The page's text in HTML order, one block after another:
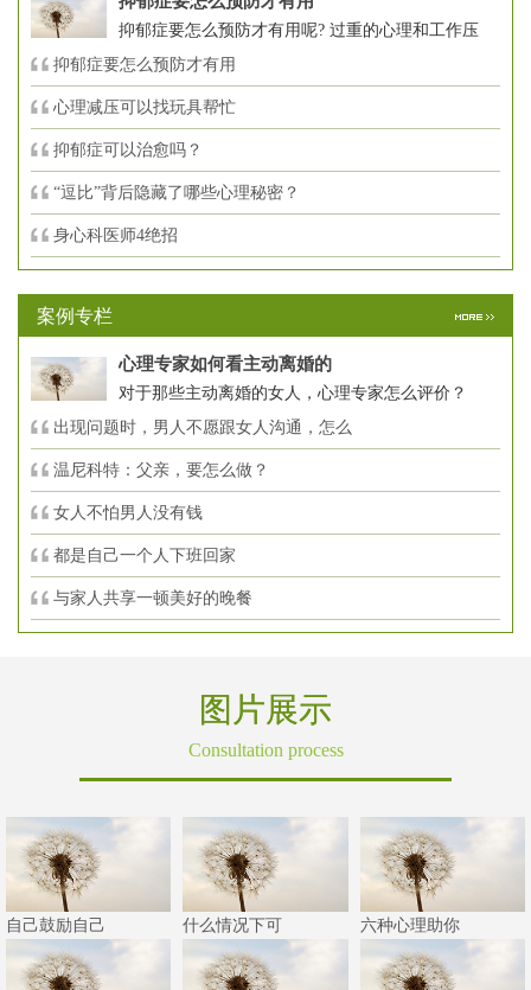
抑郁症要怎么预防才有用呢? 过重的心理和工作压
抑郁症要怎么预防才有用
心理减压可以找玩具帮忙
抑郁症可以治愈吗？
“逗比”背后隐藏了哪些心理秘密？
身心科医师4绝招
案例专栏
心理专家如何看主动离婚的
对于那些主动离婚的女人，心理专家怎么评价？
出现问题时，男人不愿跟女人沟通，怎么
温尼科特：父亲，要怎么做？
女人不怕男人没有钱
都是自己一个人下班回家
与家人共享一顿美好的晚餐
图片展示
Consultation process
自己鼓励自己 什么情况下可 六种心理助你